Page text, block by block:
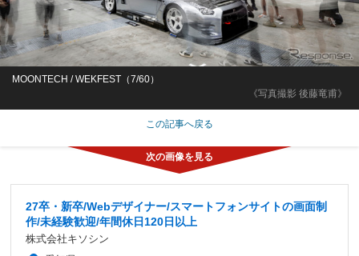
《写真撮影 後藤竜甫》
MOONTECH / WEKFEST（7/60）
この記事へ戻る
27卒・新卒/Webデザイナー/スマートフォンサイトの画面制
作/未経験歓迎/年間休日120日以上
株式会社キソシン